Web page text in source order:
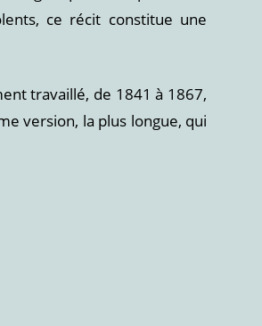
ce récit constitue une
travaillé, de 1841 à 1867,
version, la plus longue, qui